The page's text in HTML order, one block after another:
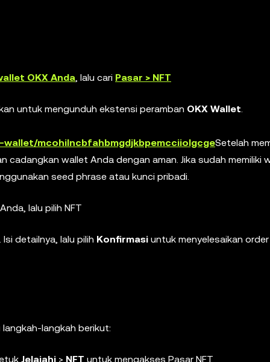
OKX Anda, lalu cari Pasar > NFT
untuk mengunduh ekstensi peramban OKX Wallet.
mcohilncbfahbmgdjkbpemcciiolgcgeSetelah
cadangkan wallet Anda dengan aman. Jika sudah memiliki
seed phrase atau kunci pribadi.
lalu pilih NFT
. Isi detailnya, lalu pilih Konfirmasi untuk menyelesaikan order
langkah berikut:
Jelajahi > NFT untuk mengakses Pasar NFT